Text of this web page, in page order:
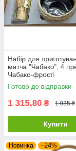
Набір для
матча "Чабако", 4
Чабако-фрості
Готово до відправки
1 315,80 ₴ 1 935 ₴
Купити
Новинка
–24%